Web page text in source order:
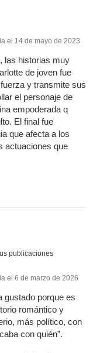
el 14 de mayo de 2023
las historias muy
de joven fue
y transmite sus
el personaje de
empoderada q
El final fue
que afecta a los
actuaciones que
publicaciones
el 6 de marzo de 2026
gustado porque es
romántico y
más político, con
con quién”.